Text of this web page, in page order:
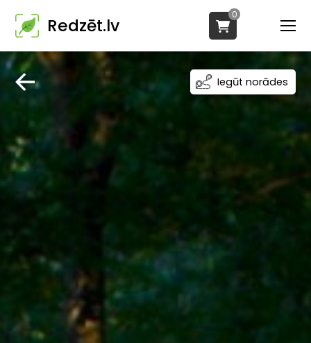
Redzēt.lv
0
Iegūt norādes